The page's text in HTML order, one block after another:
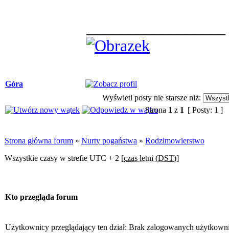
Góra
Wyświetl posty nie starsze niż:
Strona 1 z 1 [ Posty: 1 ]
Strona główna forum » Nurty pogaństwa » Rodzimowierstwo
Wszystkie czasy w strefie UTC + 2 [czas letni (DST)]
Kto przegląda forum
Użytkownicy przeglądający ten dział: Brak zalogowanych